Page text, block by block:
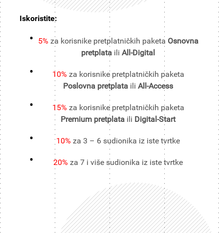
Iskoristite:
5% za korisnike pretplatničkih paketa Osnovna
pretplata ili All-Digital
10% za korisnike pretplatničkih paketa
Poslovna pretplata ili All-Access
15% za korisnike pretplatničkih paketa
Premium pretplata ili Digital-Start
10% za 3 – 6 sudionika iz iste tvrtke
20% za 7 i više sudionika iz iste tvrtke